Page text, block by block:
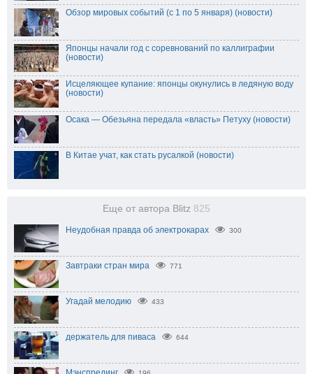
Обзор мировых событий (с 1 по 5 января) (новости)
Японцы начали год с соревнований по каллиграфии
(новости)
Исцеляющее купание: японцы окунулись в ледяную воду
(новости)
Осака — Обезьяна передала «власть» Петуху (новости)
В Китае учат, как стать русалкой (новости)
Еще от автора Blitz 825
Неудобная правда об электрокарах 300
Завтраки стран мира 771
Угадай мелодию 433
держатель для пиваса 644